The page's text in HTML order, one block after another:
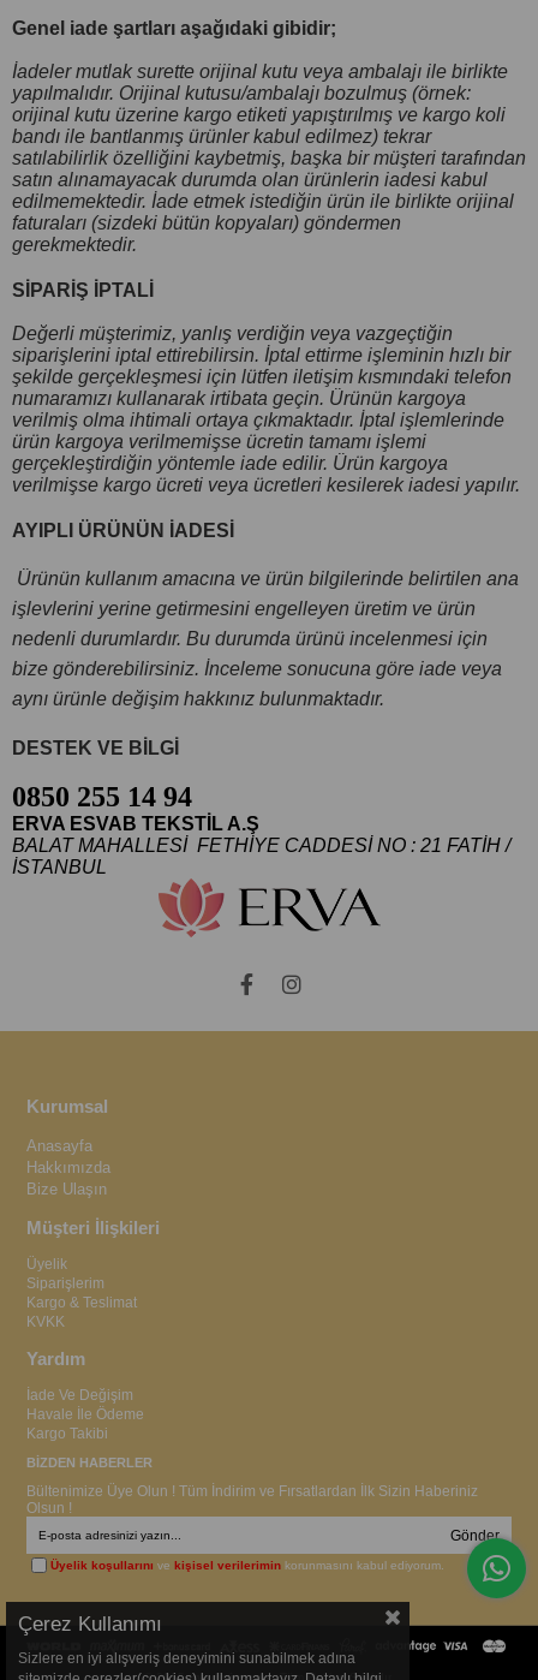
Genel iade şartları aşağıdaki gibidir;
İadeler mutlak surette orijinal kutu veya ambalajı ile birlikte
yapılmalıdır. Orijinal kutusu/ambalajı bozulmuş (örnek:
orijinal kutu üzerine kargo etiketi yapıştırılmış ve kargo koli
bandı ile bantlanmış ürünler kabul edilmez) tekrar
satılabilirlik özelliğini kaybetmiş, başka bir müşteri tarafından
satın alınamayacak durumda olan ürünlerin iadesi kabul
edilmemektedir. İade etmek istediğin ürün ile birlikte orijinal
faturaları (sizdeki bütün kopyaları) göndermen
gerekmektedir.
SİPARİŞ İPTALİ
Değerli müşterimiz, yanlış verdiğin veya vazgeçtiğin
siparişlerini iptal ettirebilirsin. İptal ettirme işleminin hızlı bir
şekilde gerçekleşmesi için lütfen iletişim kısmındaki telefon
numaramızı kullanarak irtibata geçin. Ürünün kargoya
verilmiş olma ihtimali ortaya çıkmaktadır. İptal işlemlerinde
ürün kargoya verilmemişse ücretin tamamı işlemi
gerçekleştirdiğin yöntemle iade edilir. Ürün kargoya
verilmişse kargo ücreti veya ücretleri kesilerek iadesi yapılır.
AYIPLI ÜRÜNÜN İADESİ
Ürünün kullanım amacına ve ürün bilgilerinde belirtilen ana
işlevlerini yerine getirmesini engelleyen üretim ve ürün
nedenli durumlardır. Bu durumda ürünü incelenmesi için
bize gönderebilirsiniz. İnceleme sonucuna göre iade veya
aynı ürünle değişim hakkınız bulunmaktadır.
DESTEK VE BİLGİ
0850 255 14 94
ERVA ESVAB TEKSTİL A.Ş
BALAT MAHALLESİ FETHİYE CADDESİ NO : 21 FATİH /
İSTANBUL
Kurumsal
Anasayfa
Hakkımızda
Bize Ulaşın
Müşteri İlişkileri
Üyelik
Siparişlerim
Kargo & Teslimat
KVKK
Yardım
İade Ve Değişim
Havale İle Ödeme
Kargo Takibi
BİZDEN HABERLER
Bültenimize Üye Olun ! Tüm İndirim ve Fırsatlardan İlk Sizin Haberiniz
Olsun !
Gönder
Üyelik koşullarını vekişisel verilerimin korunmasını kabul ediyorum.
© 2015ervagiyim.com- Tüm Hakları Saklıdır.
Çerez Kullanımı
Sizlere en iyi alışveriş deneyimini sunabilmek adına